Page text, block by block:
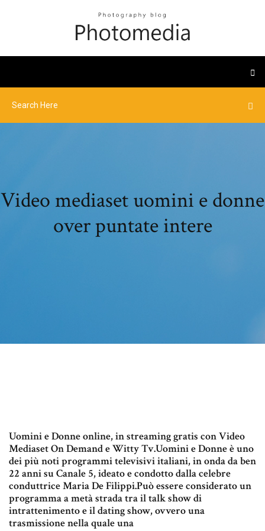
Video mediaset uomini e donne
over puntate intere
Uomini e Donne online, in streaming gratis con Video
Mediaset On Demand e Witty Tv.Uomini e Donne è uno
dei più noti programmi televisivi italiani, in onda da ben
22 anni su Canale 5, ideato e condotto dalla celebre
conduttrice Maria De Filippi.Può essere considerato un
programma a metà strada tra il talk show di
intrattenimento e il dating show, ovvero una
trasmissione nella quale una